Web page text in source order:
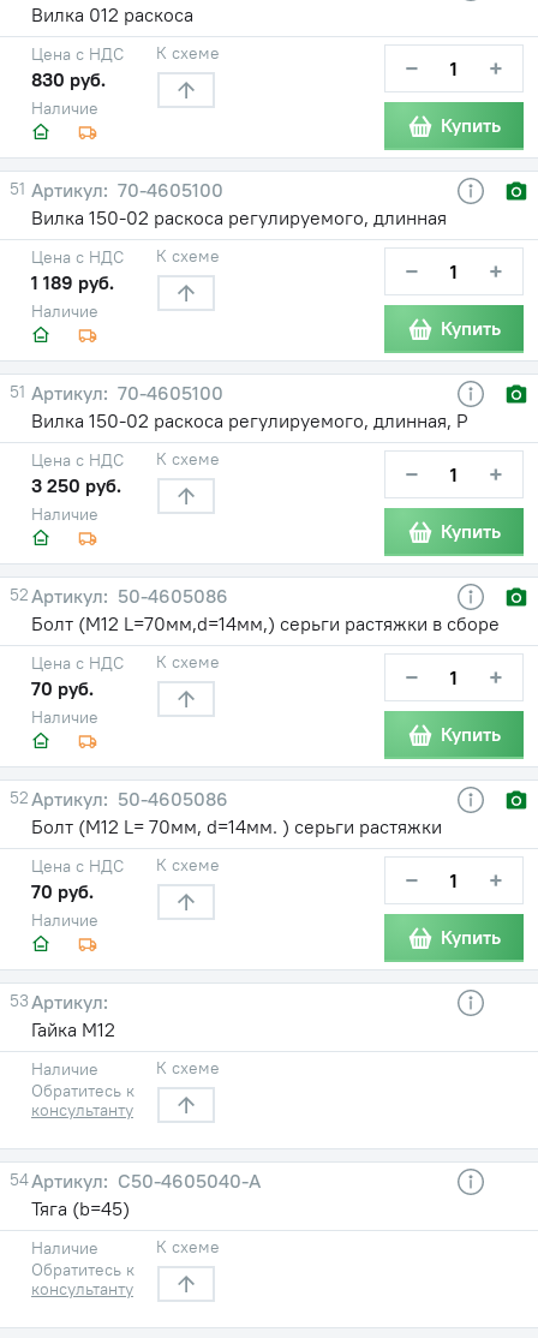
Вилка 012 раскоса
Наличие
Цена с НДС
830 руб.
К схеме − +
Купить
51
70-4605100
Вилка 150-02 раскоса регулируемого, длинная
Наличие
Цена с НДС
1 189 руб.
К схеме − +
Купить
51
70-4605100
Вилка 150-02 раскоса регулируемого, длинная, Р
Наличие
Цена с НДС
3 250 руб.
К схеме − +
Купить
52
50-4605086
Болт (М12 L=70мм,d=14мм,) серьги растяжки в сборе
Наличие
Цена с НДС
70 руб.
К схеме − +
Купить
52
50-4605086
Болт (М12 L= 70мм, d=14мм. ) серьги растяжки
Наличие
Цена с НДС
70 руб.
К схеме − +
Купить
53
Гайка М12
Наличие
Обратитесь к
консультанту
К схеме
54
С50-4605040-А
Тяга (b=45)
Наличие
Обратитесь к
консультанту
К схеме